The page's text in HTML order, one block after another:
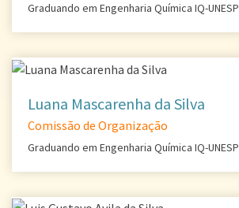
Graduando em Engenharia Química IQ-UNESP
Luana Mascarenha da Silva
Comissão de Organização
Graduando em Engenharia Química IQ-UNESP